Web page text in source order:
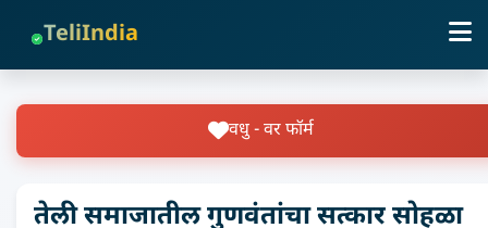
TeliIndia
वधु - वर फॉर्म
तेली समाजातील गुणवंतांचा सत्कार सोहळा